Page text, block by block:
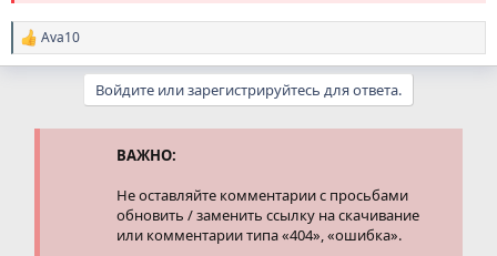
Р
е
Ava10
Войдите или зарегистрируйтесь для ответа.
ВАЖНО:
Не оставляйте комментарии с просьбами
обновить / заменить ссылку на скачивание
или комментарии типа «404», «ошибка».